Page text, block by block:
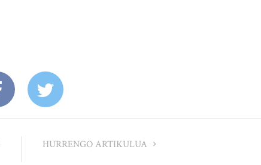
HURRENGO ARTIKULUA